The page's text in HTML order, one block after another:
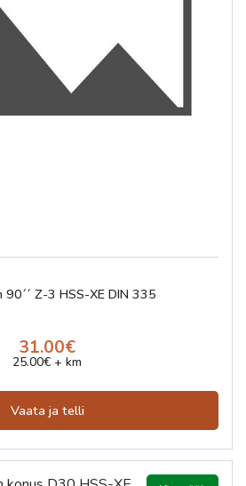
Z-3 HSS-XE DIN 335
31.00€
25.00€ + km
Vaata ja telli